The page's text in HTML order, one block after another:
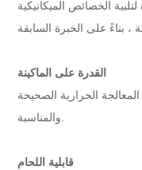
الخصائص الميكانيكية
القدرة على الماكينة
الحرارية الصحيحة
قابلية اللحام